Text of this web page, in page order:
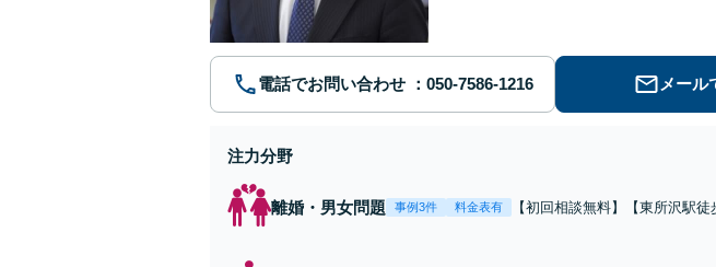
電話でお問い合わせ メール
注力分野
離婚・男女問題 事例3件 料金表有
【初回相談無料】【東所沢駅徒